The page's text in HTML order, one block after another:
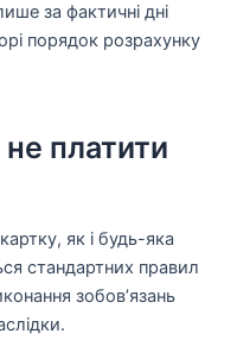
за фактичні дні
порядок розрахунку
платити
як і будь-яка
стандартних правил
зобов’язань